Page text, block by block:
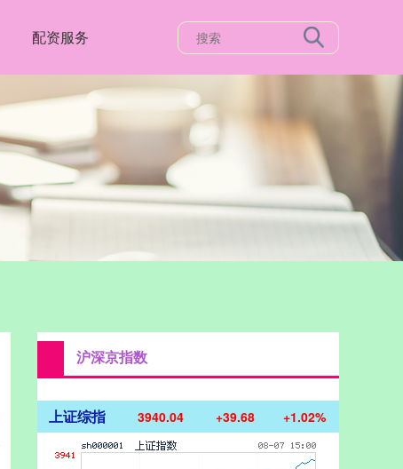
配资服务
沪深京指数
上证综指 3940.04 +39.68 +1.02%